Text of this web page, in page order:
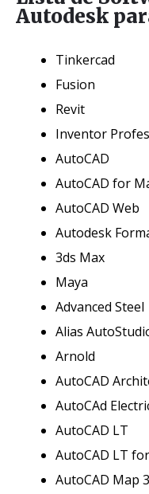
Autodesk
Tinkercad
Fusion
Revit
Inventor
AutoCAD
AutoCAD for
AutoCAD Web
Autodesk
3ds Max
Maya
Advanced Steel
Alias
Arnold
AutoCAD
AutoCAd
AutoCAD LT
AutoCAD LT
AutoCAD Map